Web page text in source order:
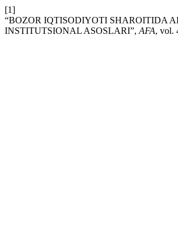
[1]
“BOZOR IQTISODIYOTI SHAROITIDA
INSTITUTSIONAL ASOSLARI”, AFA, vol.